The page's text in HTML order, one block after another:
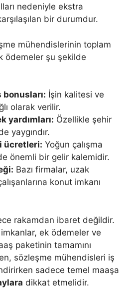
nedeniyle ekstra
bir durumdur.
mühendislerinin toplam
ödemeler şu şekilde
İşin kalitesi ve
olarak verilir.
yardımları: Özellikle şehir
yaygındır.
ücretleri: Yoğun çalışma
önemli bir gelir kalemidir.
Bazı firmalar, uzak
konut imkanı
rakamdan ibaret değildir.
ek ödemeler ve
paketinin tamamını
sözleşme mühendisleri iş
sadece temel maaşa
dikkat etmelidir.